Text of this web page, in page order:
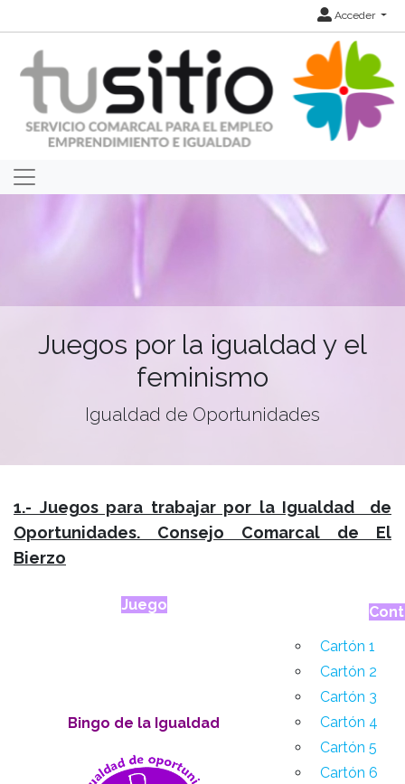
Acceder
Juegos por la igualdad y el
feminismo
Igualdad de Oportunidades
1.- Juegos para trabajar por la Igualdad de
Oportunidades. Consejo Comarcal de El
Bierzo
Juego
Bingo de la Igualdad
Cartón 1
Cartón 2
Cartón 3
Cartón 4
Cartón 5
Cartón 6